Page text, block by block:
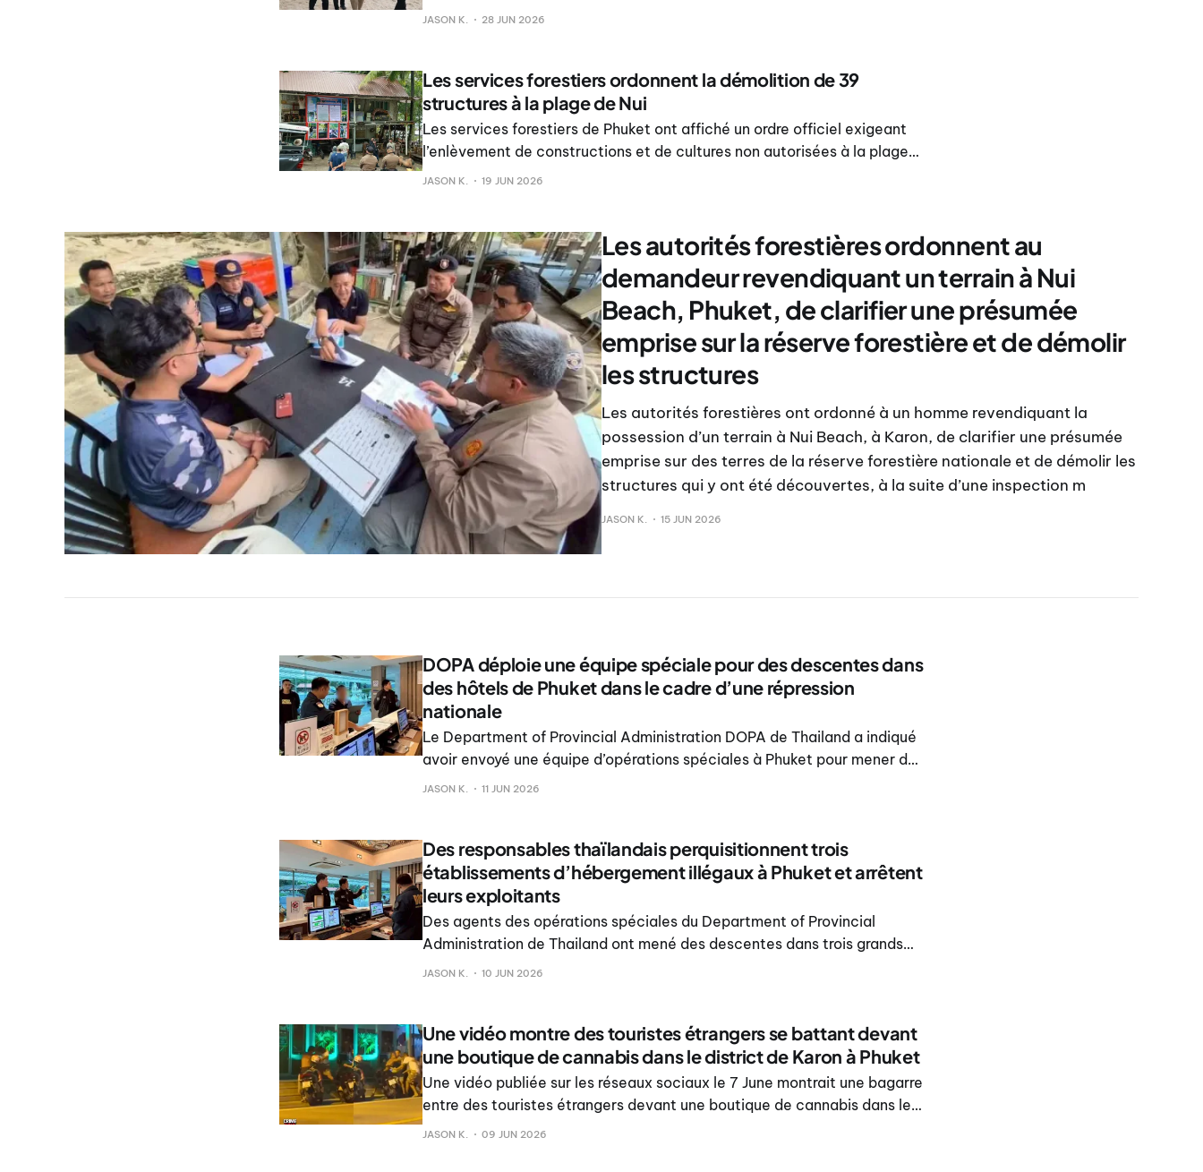
Nui Beach à Karon, Phuket, dans le cadre de l’examen d’allégations
JASON K. 28 JUN 2026
Les services forestiers ordonnent la démolition de 39
structures à la plage de Nui
Les services forestiers de Phuket ont affiché un ordre officiel exigeant
l’enlèvement de constructions et de cultures non autorisées à la plage
de Nui, à Karon, précisant que les occupants doivent achever la
JASON K. 19 JUN 2026
Les autorités forestières ordonnent au
demandeur revendiquant un terrain à Nui
Beach, Phuket, de clarifier une présumée
emprise sur la réserve forestière et de démolir
les structures
Les autorités forestières ont ordonné à un homme revendiquant la
possession d’un terrain à Nui Beach, à Karon, de clarifier une présumée
emprise sur des terres de la réserve forestière nationale et de démolir les
structures qui y ont été découvertes, à la suite d’une inspection m
JASON K. 15 JUN 2026
DOPA déploie une équipe spéciale pour des descentes dans
des hôtels de Phuket dans le cadre d’une répression
nationale
Le Department of Provincial Administration DOPA de Thailand a indiqué
avoir envoyé une équipe d’opérations spéciales à Phuket pour mener des
descentes dans trois établissements d’hébergement à Karon et Rawai,
JASON K. 11 JUN 2026
Des responsables thaïlandais perquisitionnent trois
établissements d’hébergement illégaux à Phuket et arrêtent
leurs exploitants
Des agents des opérations spéciales du Department of Provincial
Administration de Thailand ont mené des descentes dans trois grands
établissements d’hébergement situés dans les zones de Karon et Rawai
JASON K. 10 JUN 2026
Une vidéo montre des touristes étrangers se battant devant
une boutique de cannabis dans le district de Karon à Phuket
Une vidéo publiée sur les réseaux sociaux le 7 June montrait une bagarre
entre des touristes étrangers devant une boutique de cannabis dans le
district de Karon à Phuket. Les images montraient plusieurs hommes
JASON K. 09 JUN 2026